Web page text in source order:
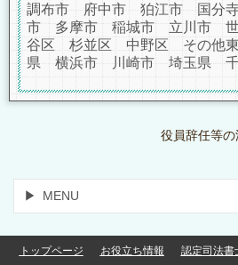
調布市 府中市 狛江市 国分
市 多摩市 稲城市 立川市
谷区 杉並区 中野区 その他東
県 横浜市 川崎市 埼玉県 千
役員辞任等の
MENU
トップページ お役立ち情報 認定司法書